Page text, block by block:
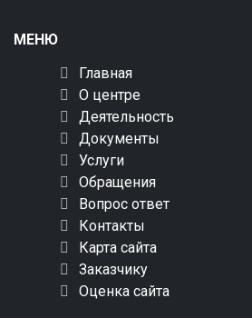
МЕНЮ
Главная
О центре
Деятельность
Документы
Услуги
Обращения
Вопрос ответ
Контакты
Карта сайта
Заказчику
Оценка сайта